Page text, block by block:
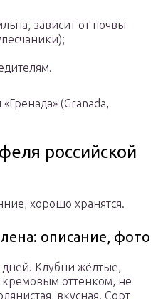
зависит от почвы
(Granada,
российской
хорошо хранятся.
описание, фото
Клубни жёлтые,
кремовым оттенком, не
вкусная. Сорт